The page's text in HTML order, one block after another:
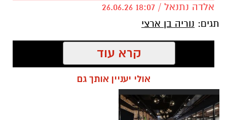
אלדה נתנאל / 18:07 26.06.26
תגים: נוריה בן ארצי
קרא עוד
אולי יעניין אותך גם